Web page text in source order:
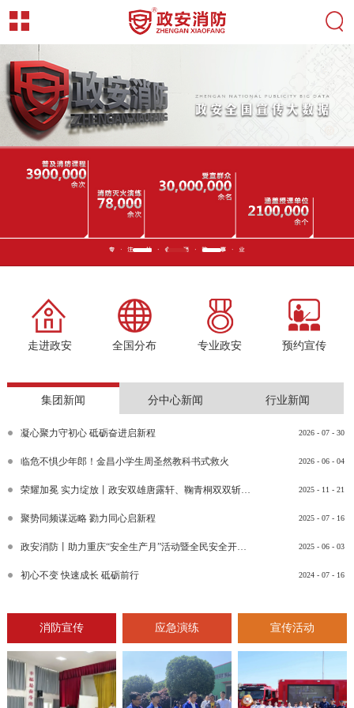
走进政安 全国分布 专业政安 预约宣传
集团新闻 分中心新闻 行业新闻
2026 - 07 - 30
凝心聚力守初心 砥砺奋进启新程
2026 - 06 - 04
临危不惧少年郎！金昌小学生周圣然教科书式救火
2025 - 11 - 21
荣耀加冕 实力绽放丨政安双雄唐露轩、鞠青桐双双斩获“渝消蓝盾讲师团金牌讲师”比武竞赛决赛大奖
2025 - 07 - 16
聚势同频谋远略 勠力同心启新程
2025 - 06 - 03
政安消防丨助力重庆“安全生产月”活动暨全民安全开放日活动
2024 - 07 - 16
初心不变 快速成长 砥砺前行
消防宣传 应急演练 宣传活动